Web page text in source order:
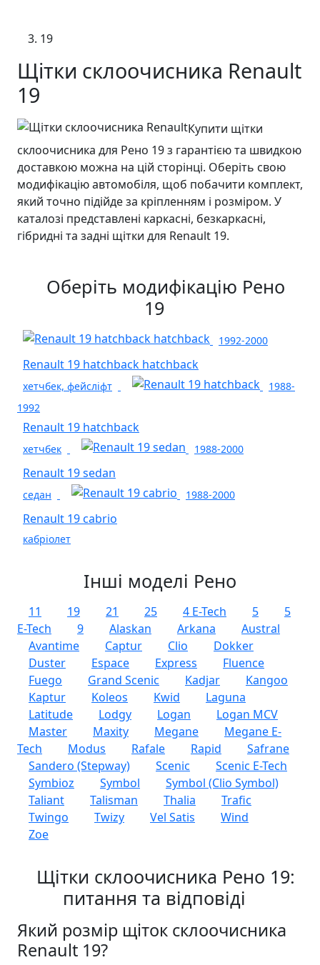
19
Щітки склоочисника Renault
19
Купити щітки
склоочисника для Рено 19 з гарантією та швидкою
доставкою можна на цій сторінці. Оберіть свою
модифікацію автомобіля, щоб побачити комплект,
який точно підійде за кріпленням і розміром. У
каталозі представлені каркасні, безкаркасні,
гібридні та задні щітки для Renault 19.
Оберіть модифікацію Рено
19
1992-2000
Renault 19 hatchback hatchback
хетчбек, фейсліфт
1988-
1992
Renault 19 hatchback
хетчбек 1988-2000
Renault 19 sedan
седан 1988-2000
Renault 19 cabrio
кабріолет
Інші моделі Рено
11 19 21 25 4 E-Tech 5
5
E-Tech
9 Alaskan Arkana
Austral
Avantime
Captur Clio
Dokker
Duster
Espace Express
Fluence
Fuego
Grand Scenic Kadjar
Kangoo
Kaptur
Koleos Kwid
Laguna
Latitude
Lodgy Logan
Logan MCV
Master
Maxity Megane
Megane E-
Tech
Modus Rafale Rapid
Safrane
Sandero (Stepway)
Scenic
Scenic E-Tech
Symbioz
Symbol
Symbol (Clio Symbol)
Taliant
Talisman Thalia
Trafic
Twingo
Twizy Vel Satis
Wind
Zoe
Щітки склоочисника Рено 19:
питання та відповіді
Який розмір щіток склоочисника
Renault 19?